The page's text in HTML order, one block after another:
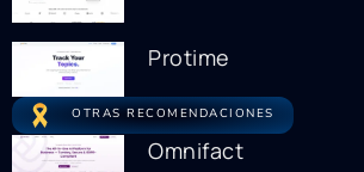
Protime
OTRAS RECOMENDACIONES
Omnifact